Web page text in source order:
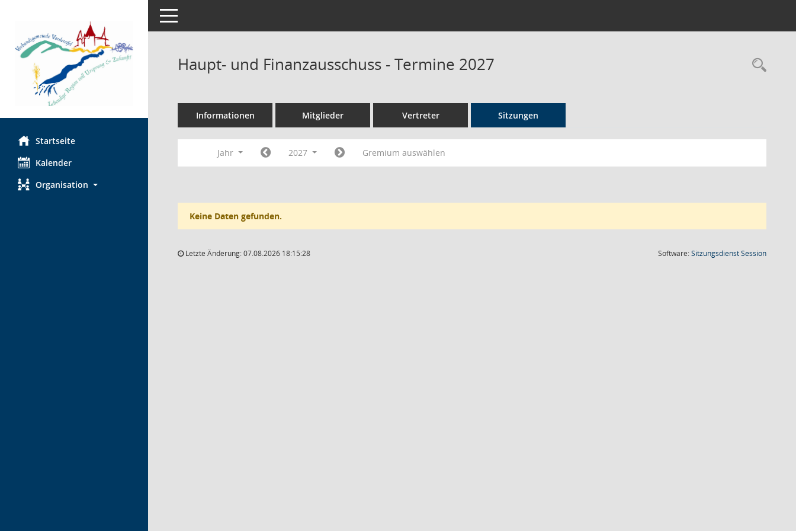
Startseite
Kalender
Organisation
Toggle navigation
Haupt- und Finanzausschuss - Termine 2027
Informationen Mitglieder Vertreter Sitzungen
Jahr 2027 Gremium auswählen
Keine Daten gefunden.
Letzte Änderung: 07.08.2026 18:15:28 Software:SitzungsdienstSession(Wird in